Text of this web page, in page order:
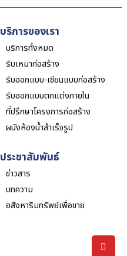
บริการของเรา
บริการทั้งหมด
รับเหมาก่อสร้าง
รับออกแบบ-เขียนแบบก่อสร้าง
รับออกแบบตกแต่งภายใน
ที่ปรึกษาโครงการก่อสร้าง
ผนังห้องน้ำสำเร็จรูป
ประชาสัมพันธ์
ข่าวสาร
บทความ
อสังหาริมทรัพย์เพื่อขาย